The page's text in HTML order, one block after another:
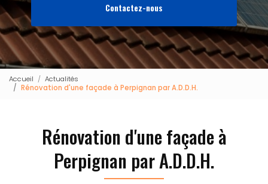
Contactez-nous
Accueil
Actualités
Rénovation d'une façade à Perpignan par A.D.D.H.
Rénovation d'une façade à
Perpignan par A.D.D.H.